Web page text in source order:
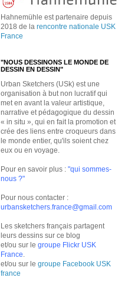
Hahnemühle est partenaire depuis
2018 de la rencontre nationale USK
France
"NOUS DESSINONS LE MONDE DE
DESSIN EN DESSIN"
Urban Sketchers (USk) est une
organisation à but non lucratif qui
met en avant la valeur artistique,
narrative et pédagogique du dessin
« in situ », qui en fait la promotion et
crée des liens entre croqueurs dans
le monde entier, qu'ils soient chez
eux ou en voyage.
Pour en savoir plus : "qui sommes-
nous ?"
Pour nous contacter :
urbansketchers.france@gmail.com
Les sketchers français partagent
leurs dessins sur ce blog
et/ou sur le groupe Flickr USK
France
et/ou sur le groupe Facebook USK
france